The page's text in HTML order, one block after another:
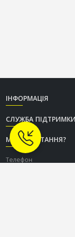
ІНФОРМАЦІЯ
СЛУЖБА ПІДТРИМКИ
МАЄТЕ ПИТАННЯ?
Телефон